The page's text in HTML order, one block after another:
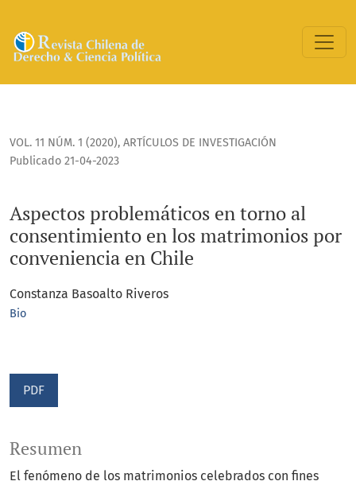
VOL. 11 NÚM. 1 (2020), ARTÍCULOS DE INVESTIGACIÓN
Aspectos problemáticos en torno al
consentimiento en los matrimonios por
conveniencia en Chile
Publicado 21-04-2023
Constanza Basoalto Riveros
Bio
PDF
Resumen
El fenómeno de los matrimonios celebrados con fines